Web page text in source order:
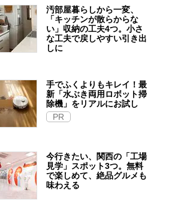
汚部屋暮らしから一変、
「キッチンが散らからな
い」収納の工夫4つ。小さ
な工夫で戻しやすい引き出
しに
手でふくよりもキレイ！最
新「水ぶき両用ロボット掃
除機」をリアルにお試し
PR
今行きたい、関西の「工場
見学」スポット3つ。無料
で楽しめて、絶品グルメも
味わえる